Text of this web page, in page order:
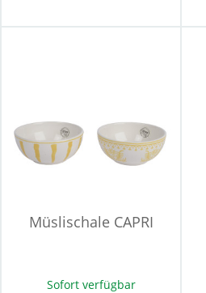
Müslischale CAPRI
Sofort verfügbar